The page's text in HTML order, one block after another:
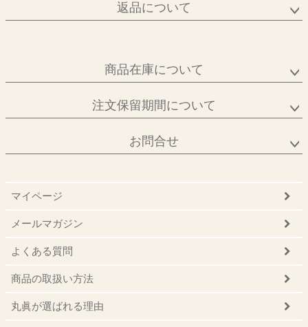
返品について
商品在庫について
注文保留期間について
お問合せ
マイページ
メールマガジン
よくある質問
商品の取扱い方法
丸眞が選ばれる理由